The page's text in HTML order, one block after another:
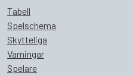
Tabell
Spelschema
Skytteliga
Varningar
Spelare